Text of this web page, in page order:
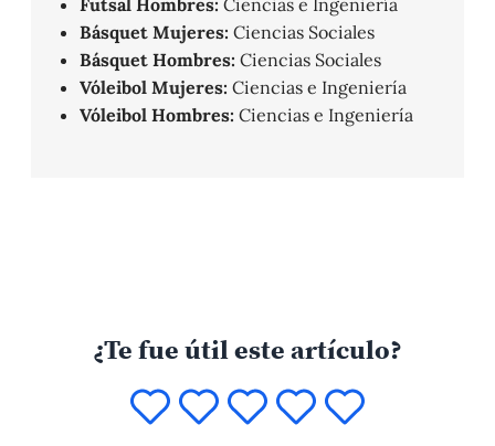
Futsal Hombres: Ciencias e Ingeniería
Básquet Mujeres: Ciencias Sociales
Básquet Hombres: Ciencias Sociales
Vóleibol Mujeres: Ciencias e Ingeniería
Vóleibol Hombres: Ciencias e Ingeniería
¿Te fue útil este artículo?